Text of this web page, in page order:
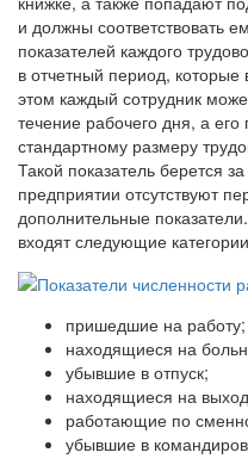
и должны соответствовать
показателей каждого
в отчетный период,
этом каждый сотрудник
течение рабочего дня, а его
стандартному размеру
Такой показатель берется
предприятии отсутствуют
дополнительные
входят следующие
пришедшие на работу;
находящиеся на
убывшие в отпуск;
находящиеся на
работающие по
убывшие в